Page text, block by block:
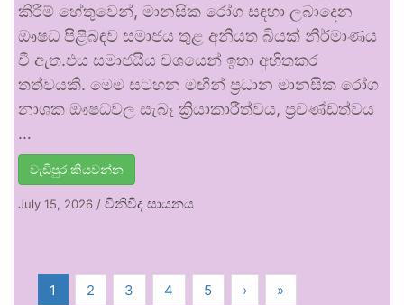
කිරීම් හේතුවෙන්, මානසික රෝග සඳහා ලබාදෙන
ඖෂධ පිළිබඳව සමාජය තුළ අනියත බියක් නිර්මාණය
වී ඇත.එය සමාජයීය වශයෙන් ඉතා අහිතකර
තත්වයකි. මෙම සටහන මඟින් ප්‍රධාන මානසික රෝග
නාශක ඖෂධවල සැබෑ ක්‍රියාකාරීත්වය, ප්‍රචණ්ඩත්වය
…
වැඩිපුර කියවන්න
July 15, 2026 / විනිවිද සායනය
1 2 3 4 5 › »